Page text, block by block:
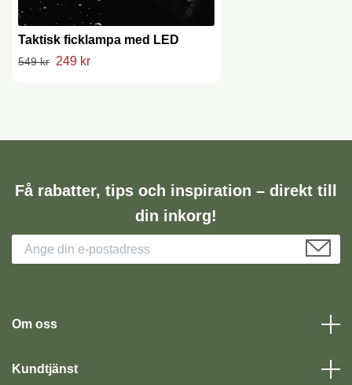
Taktisk ficklampa med LED
549 kr 249 kr
Få rabatter, tips och inspiration – direkt till
din inkorg!
Om oss
Kundtjänst